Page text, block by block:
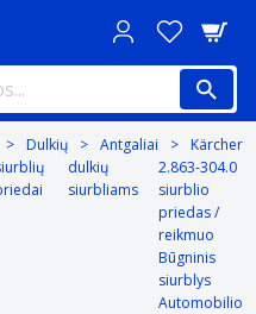
Dulkių
Antgaliai
dulkių
siurbliams
Kärcher
2.863-304.0
siurblio
priedas /
reikmuo
Būgninis
siurblys
Automobilio